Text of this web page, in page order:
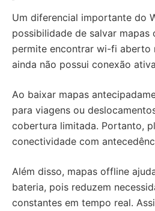
Um diferencial importante do
possibilidade de salvar mapas
permite encontrar wi-fi aberto
ainda não possui conexão
Ao baixar mapas
para viagens ou
cobertura limitada. Portanto,
conectividade com
Além disso, mapas offline
bateria, pois reduzem
constantes em tempo real.